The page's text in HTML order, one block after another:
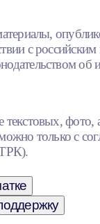
с российским
об
фото,
только с